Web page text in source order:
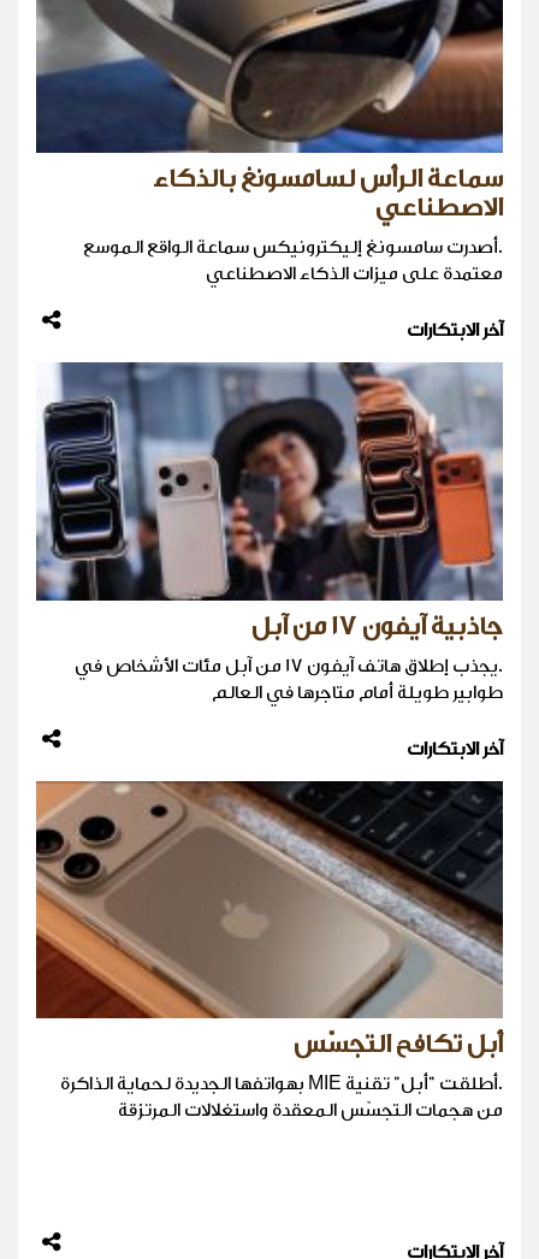
سماعة الرأس لسامسونغ بالذكاء
الاصطناعي
.أصدرت سامسونغ إليكترونيكس سماعة الواقع الموسع
معتمدة على ميزات الذكاء الاصطناعي
آخر الابتكارات
جاذبية آيفون 17 من آبل
.يجذب إطلاق هاتف آيفون 17 من آبل مئات الأشخاص في
طوابير طويلة أمام متاجرها في العالم
آخر الابتكارات
أبل تكافح التجسّس
.أطلقت "أبل" تقنية MIE بهواتفها الجديدة لحماية الذاكرة
من هجمات التجسّس المعقدة واستغلالات المرتزقة
آخر الابتكارات